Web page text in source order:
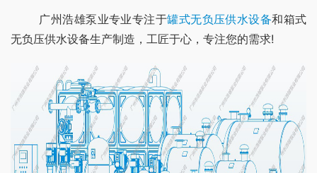
	广州浩雄泵业专业专注于
罐式无负压供水设备和箱式
无负压供水设备生产制造，工匠于心，专注您的需求!